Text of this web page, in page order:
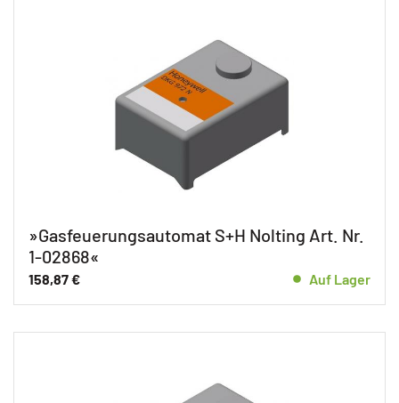
»Gasfeuerungsautomat S+H Nolting Art. Nr.
1-02868«
158,87€ Auf Lager